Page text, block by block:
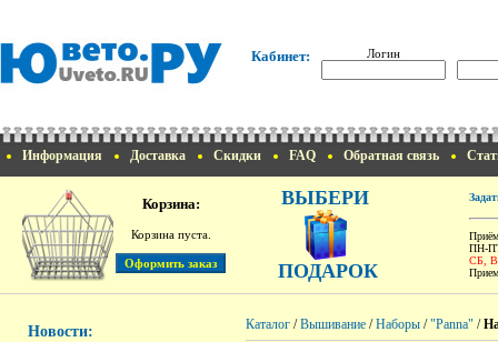
Кабинет: Логин
Информация Доставка Скидки FAQ Обратная связь
Корзина:
Корзина пуста.
ВЫБЕРИ
ПОДАРОК
ПН-
СБ,
Новости: Каталог /Вышивание /Наборы /"Panna" /